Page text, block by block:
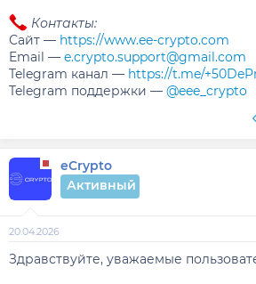
Контакты:
Сайт — https://www.ee-crypto.com
Email — e.crypto.support@gmail.com
Telegram канал — https://t.me/
Telegram поддержки — @eee_crypto
eCrypto
Активный
20.04.2026
Здравствуйте, уважаемые